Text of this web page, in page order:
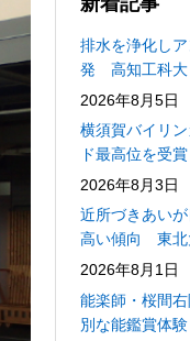
排水を浄化し
発 高知工科大
2026年8月5日
横須賀バイリ
ド最高位を受賞
2026年8月3日
近所づきあい
高い傾向 東北
2026年8月1日
能楽師・桜間
別な能鑑賞体験